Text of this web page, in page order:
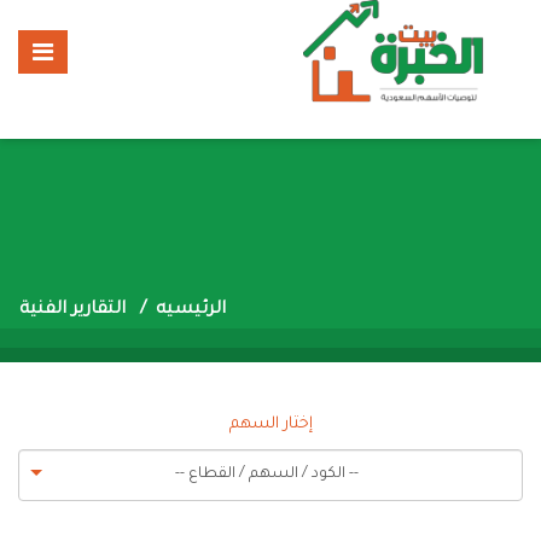
الرئيسيه التقارير الفنية
إختار السهم
-- الكود / السهم / القطاع --